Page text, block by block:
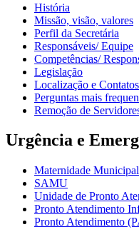
História
Missão, visão, valores
Perfil da Secretária
Responsáveis/ Equipe
Competências/
Legislação
Localização e Contatos
Perguntas mais
Remoção de
Urgência e
Maternidade
SAMU
Unidade de Pronto
Pronto Atendimento
Pronto Atendimento